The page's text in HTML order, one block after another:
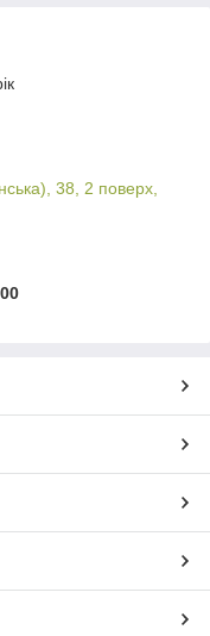
38, 2 поверх,